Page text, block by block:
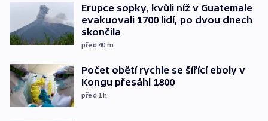
Erupce sopky, kvůli níž v Guatemale
evakuovali 1700 lidí, po dvou dnech
skončila
před 40 m
Počet obětí rychle se šířící eboly v
Kongu přesáhl 1800
před 1h